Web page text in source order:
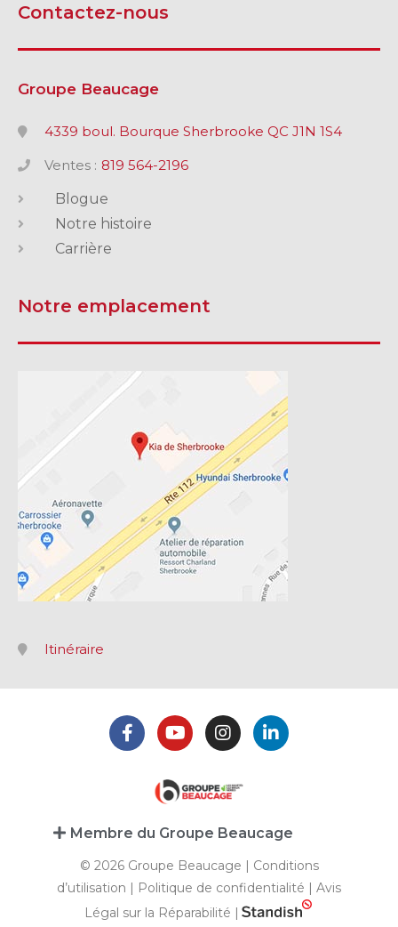
Contactez-nous
Groupe Beaucage
4339 boul. Bourque Sherbrooke QC J1N 1S4
Ventes : 819 564-2196
Blogue
Notre histoire
Carrière
Notre emplacement
Itinéraire
Membre du Groupe Beaucage
© 2026 Groupe Beaucage | Conditions
d’utilisation
Politique de confidentialité
Avis
Légal sur la Réparabilité